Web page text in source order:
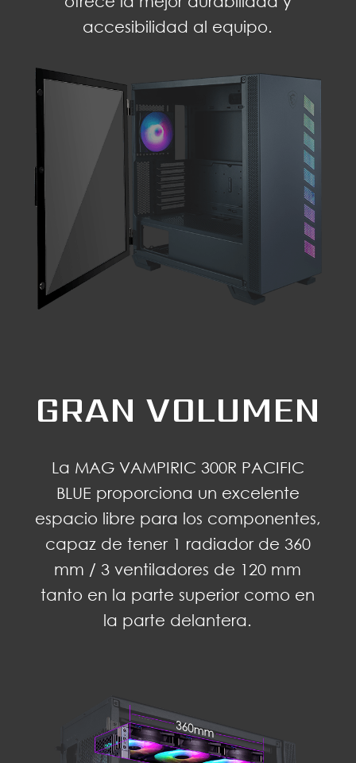
accesibilidad al equipo.
GRAN VOLUMEN
La MAG VAMPIRIC 300R PACIFIC
BLUE proporciona un excelente
espacio libre para los componentes,
capaz de tener 1 radiador de 360
mm / 3 ventiladores de 120 mm
tanto en la parte superior como en
la parte delantera.